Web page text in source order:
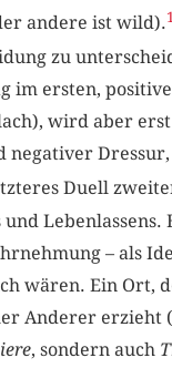
andere ist wild).1
zu
im ersten,
wird aber
negativer
Duell
und
– als
wären. Ein Ort,
Anderer erzieht
, sondern auch